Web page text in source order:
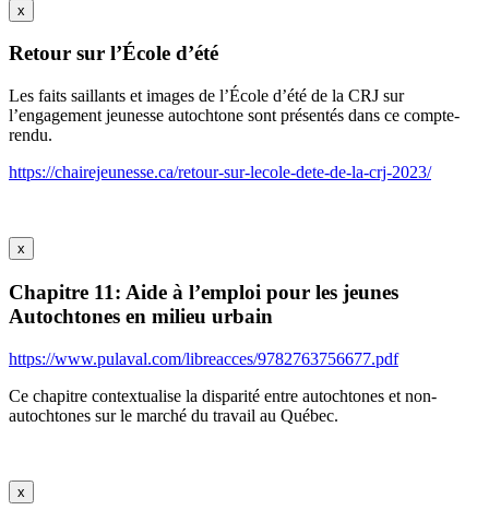
x
Retour sur l’École d’été
Les faits saillants et images de l’École d’été de la CRJ sur
l’engagement jeunesse autochtone sont présentés dans ce compte-
rendu.
https://chairejeunesse.ca/retour-sur-lecole-dete-de-la-crj-2023/
x
Chapitre 11: Aide à l’emploi pour les jeunes
Autochtones en milieu urbain
https://www.pulaval.com/libreacces/9782763756677.pdf
Ce chapitre contextualise la disparité entre autochtones et non-
autochtones sur le marché du travail au Québec.
x